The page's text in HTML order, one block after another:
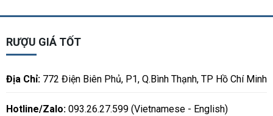
RƯỢU GIÁ TỐT
Địa Chỉ:772 Điện Biên Phủ, P1, Q.Bình Thạnh, TP Hồ Chí Minh
Hotline/Zalo:093.26.27.599 (Vietnamese - English)